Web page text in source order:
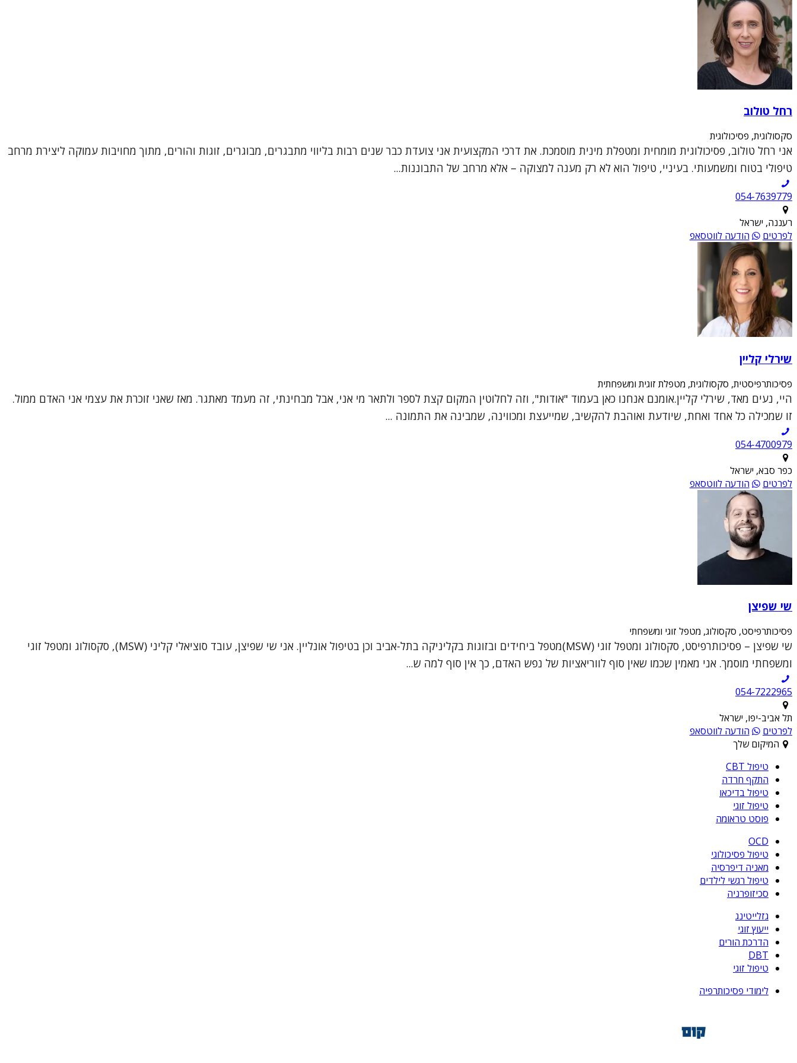
רחל טולוב
סקסולוגית, פסיכולוגית
אני רחל טולוב, פסיכולוגית מומחית ומטפלת מינית מוסמכת. את דרכי המקצועית אני צועדת כבר שנים רבות בליווי מתבגרים, מבוגרים, זוגות והורים, מתוך מחויבות עמוקה ליצירת מרחב
טיפולי בטוח ומשמעותי. בעיניי, טיפול הוא לא רק מענה למצוקה – אלא מרחב של התבוננות...
054-7639779
רעננה, ישראל
לפרטים
הודעה לווטסאפ
שירלי קליין
פסיכותרפיסטית, סקסולוגית, מטפלת זוגית ומשפחתית
היי, נעים מאד, שירלי קליין.אומנם אנחנו כאן בעמוד "אודות", וזה לחלוטין המקום קצת לספר ולתאר מי אני, אבל מבחינתי, זה מעמד מאתגר. מאז שאני זוכרת את עצמי אני האדם ממול.
זו שמכילה כל אחד ואחת, שיודעת ואוהבת להקשיב, שמייעצת ומכווינה, שמבינה את התמונה ...
054-4700979
כפר סבא, ישראל
לפרטים
הודעה לווטסאפ
שי שפיצן
פסיכותרפיסט, סקסולוג, מטפל זוגי ומשפחתי
שי שפיצן – פסיכותרפיסט, סקסולוג ומטפל זוגי (MSW)מטפל ביחידים ובזוגות בקליניקה בתל-אביב וכן בטיפול אונליין. אני שי שפיצן, עובד סוציאלי קליני (MSW), סקסולוג ומטפל זוגי
ומשפחתי מוסמך. אני מאמין שכמו שאין סוף לווריאציות של נפש האדם, כך אין סוף למה ש...
054-7222965
תל אביב-יפו, ישראל
לפרטים
הודעה לווטסאפ
המיקום שלך
טיפול CBT
התקף חרדה
טיפול בדיכאו
טיפול זוגי
פוסט טראומה
OCD
טיפול פסיכולוגי
מאניה דיפרסיה
טיפול רגשי לילדים
סכיזופרניה
גזלייטינג
ייעוץ זוגי
הדרכת הורים
DBT
טיפול זוגי
לימודי פסיכותרפיה